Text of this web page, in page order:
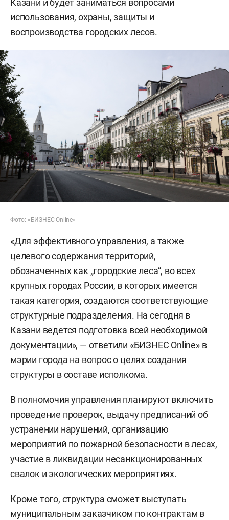
использования, охраны, защиты и
воспроизводства городских лесов.
Фото: «БИЗНЕС Online»
«Для эффективного управления, а также
целевого содержания территорий,
обозначенных как „городские леса“, во всех
крупных городах России, в которых имеется
такая категория, создаются соответствующие
структурные подразделения. На сегодня в
Казани ведется подготовка всей необходимой
документации», — ответили «БИЗНЕС Online» в
мэрии города на вопрос о целях создания
структуры в составе исполкома.
В полномочия управления планируют включить
проведение проверок, выдачу предписаний об
устранении нарушений, организацию
мероприятий по пожарной безопасности в лесах,
участие в ликвидации несанкционированных
свалок и экологических мероприятиях.
Кроме того, структура сможет выступать
муниципальным заказчиком по контрактам в